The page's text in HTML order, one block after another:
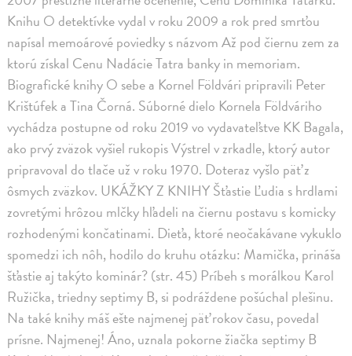
Knihu O detektívke vydal v roku 2009 a rok pred smrťou
napísal memoárové poviedky s názvom Až pod čiernu zem za
ktorú získal Cenu Nadácie Tatra banky in memoriam.
Biografické knihy O sebe a Kornel Földvári pripravili Peter
Krištúfek a Tina Čorná. Súborné dielo Kornela Földváriho
vychádza postupne od roku 2019 vo vydavateľstve KK Bagala,
ako prvý zväzok vyšiel rukopis Výstrel v zrkadle, ktorý autor
pripravoval do tlače už v roku 1970. Doteraz vyšlo päť z
ôsmych zväzkov. UKÁŽKY Z KNIHY Šťastie Ľudia s hrdlami
zovretými hrôzou mlčky hľadeli na čiernu postavu s komicky
rozhodenými končatinami. Dieťa, ktoré neočakávane vykuklo
spomedzi ich nôh, hodilo do kruhu otázku: Mamička, prináša
šťastie aj takýto kominár? (str. 45) Príbeh s morálkou Karol
Ružička, triedny septimy B, si podráždene pošúchal plešinu.
Na také knihy máš ešte najmenej päť rokov času, povedal
prísne. Najmenej! Áno, uznala pokorne žiačka septimy B